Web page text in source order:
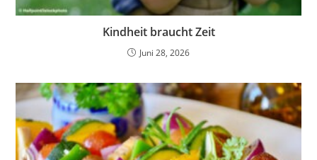
Kindheit braucht Zeit
Juni 28, 2026